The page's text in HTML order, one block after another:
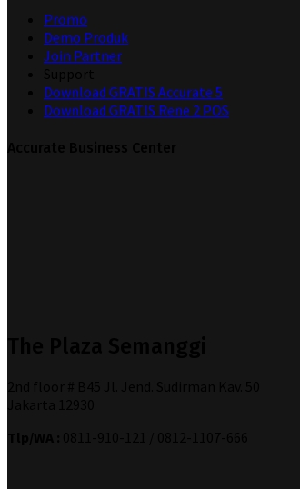
Promo
Demo Produk
Join Partner
Download GRATIS Accurate 5
Download GRATIS Rene 2 POS